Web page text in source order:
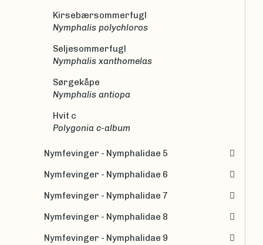
Kirsebærsommerfugl
Nymphalis polychloros
Seljesommerfugl
Nymphalis xanthomelas
Sørgekåpe
Nymphalis antiopa
Hvit c
Polygonia c-album
Nymfevinger - Nymphalidae 5
Nymfevinger - Nymphalidae 6
Nymfevinger - Nymphalidae 7
Nymfevinger - Nymphalidae 8
Nymfevinger - Nymphalidae 9